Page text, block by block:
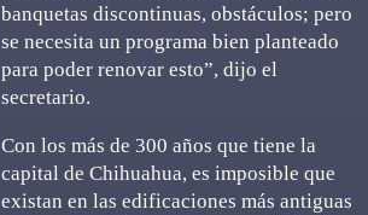
banquetas discontinuas, obstáculos; pero
se necesita un programa bien planteado
para poder renovar esto”, dijo el
secretario.
Con los más de 300 años que tiene la
capital de Chihuahua, es imposible que
existan en las edificaciones más antiguas